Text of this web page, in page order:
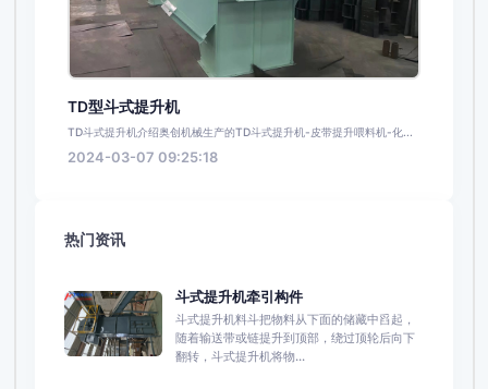
TD型斗式提升机
TD斗式提升机介绍奥创机械生产的TD斗式提升机-皮带提升喂料机-化...
2024-03-07 09:25:18
热门资讯
斗式提升机牵引构件
斗式提升机料斗把物料从下面的储藏中舀起，
随着输送带或链提升到顶部，绕过顶轮后向下
翻转，斗式提升机将物...